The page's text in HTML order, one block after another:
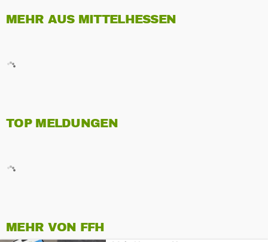
MEHR AUS MITTELHESSEN
TOP MELDUNGEN
MEHR VON FFH